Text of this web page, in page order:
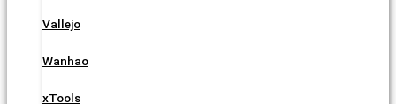
Vallejo
Wanhao
xTools